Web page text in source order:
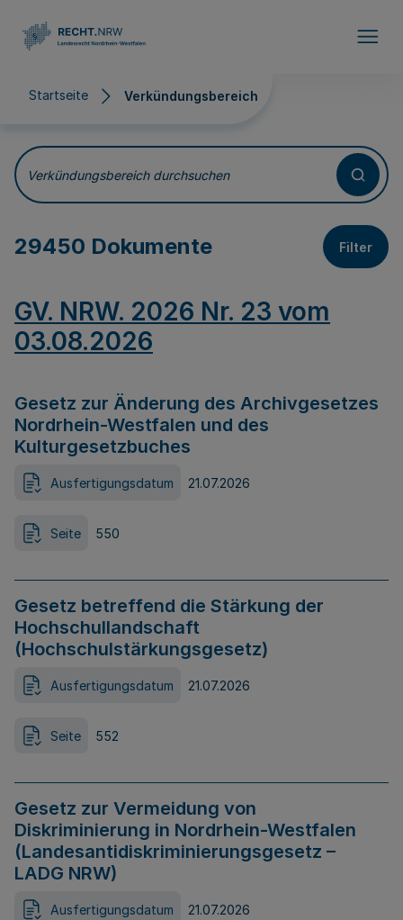
Startseite Verkündungsbereich
Verkündungsbereich
Verkündungsbereich durchsuchen
29450 Dokumente Filter
GV. NRW. 2026 Nr. 23 vom
03.08.2026
Gesetz zur Änderung des Archivgesetzes
Nordrhein-Westfalen und des
Kulturgesetzbuches
Ausfertigungsdatum 21.07.2026
Seite 550
Gesetz betreffend die Stärkung der
Hochschullandschaft
(Hochschulstärkungsgesetz)
Ausfertigungsdatum 21.07.2026
Seite 552
Gesetz zur Vermeidung von
Diskriminierung in Nordrhein-Westfalen
(Landesantidiskriminierungsgesetz –
LADG NRW)
Ausfertigungsdatum 21.07.2026